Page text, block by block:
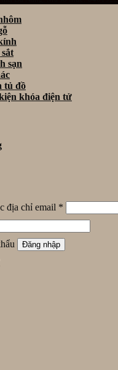
sạn
tủ đồ
khóa điện tử
địa chỉ email *
Đăng nhập